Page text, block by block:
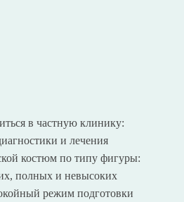
в частную клинику:
и лечения
костюм по типу фигуры:
полных и невысоких
режим подготовки